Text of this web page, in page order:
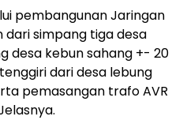
pembangunan Jaringan
simpang tiga desa
desa kebun sahang +- 20
dari desa lebung
pemasangan trafo AVR